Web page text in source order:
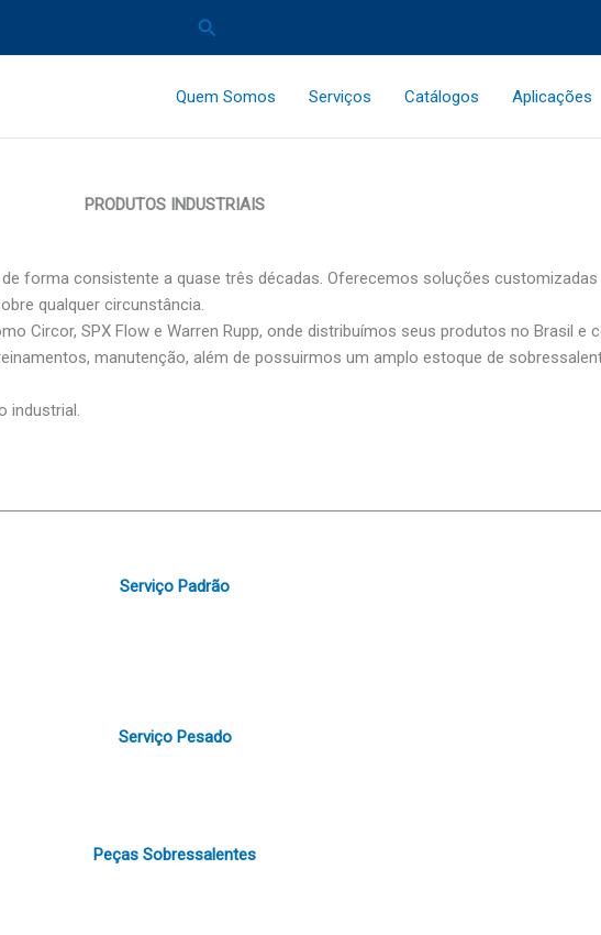
Pesquisar
Quem Somos Serviços Catálogos Aplicações
PRODUTOS INDUSTRIAIS
forma consistente a quase três décadas. Oferecemos soluções
qualquer circunstância.
Circor, SPX Flow e Warren Rupp, onde distribuímos seus produtos no Brasil e
manutenção, além de possuirmos um amplo estoque de
industrial.
Serviço Padrão
Serviço Pesado
Peças Sobressalentes